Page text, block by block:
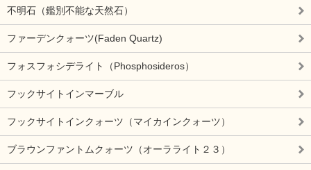
不明石（鑑別不能な天然石）
ファーデンクォーツ(Faden Quartz)
フォスフォシデライト（Phosphosideros）
フックサイトインマーブル
フックサイトインクォーツ（マイカインクォーツ）
ブラウンファントムクォーツ（オーラライト２３）